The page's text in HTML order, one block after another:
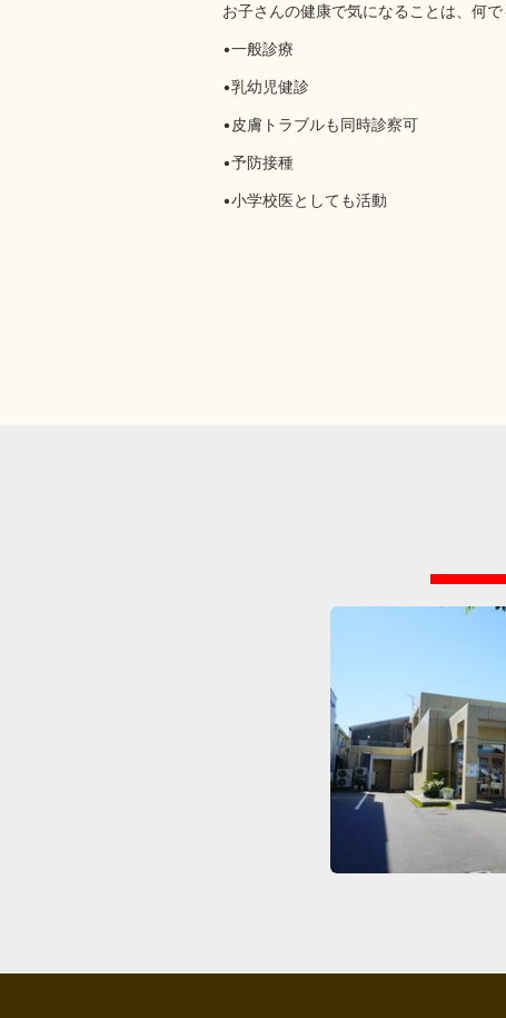
お子さんの健康で気になることは、何で
•一般診療
•乳幼児健診
•皮膚トラブルも同時診察可
•予防接種
•小学校医としても活動